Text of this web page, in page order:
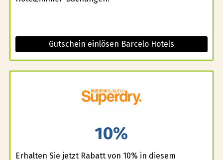
Gutschein einlösen Barcelo Hotels
10%
Erhalten Sie jetzt Rabatt von 10% in diesem